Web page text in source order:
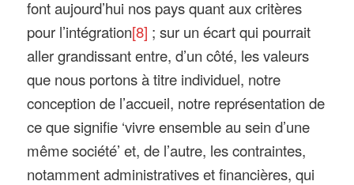
font aujourd’hui nos pays quant aux critères
pour l’intégration[8] ; sur un écart qui pourrait
aller grandissant entre, d’un côté, les valeurs
que nous portons à titre individuel, notre
conception de l’accueil, notre représentation de
ce que signifie ‘vivre ensemble au sein d’une
même société’ et, de l’autre, les contraintes,
notamment administratives et financières, qui